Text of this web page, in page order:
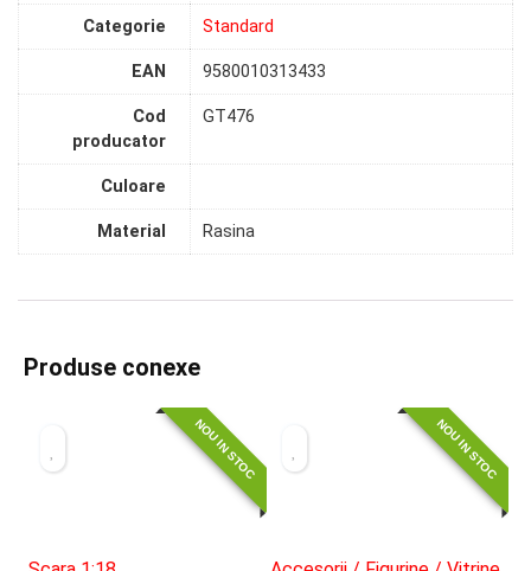
Categorie Standard
EAN 9580010313433
Cod
producator
GT476
Culoare
Material Rasina
Produse conexe
NOU IN STOC NOU IN STOC